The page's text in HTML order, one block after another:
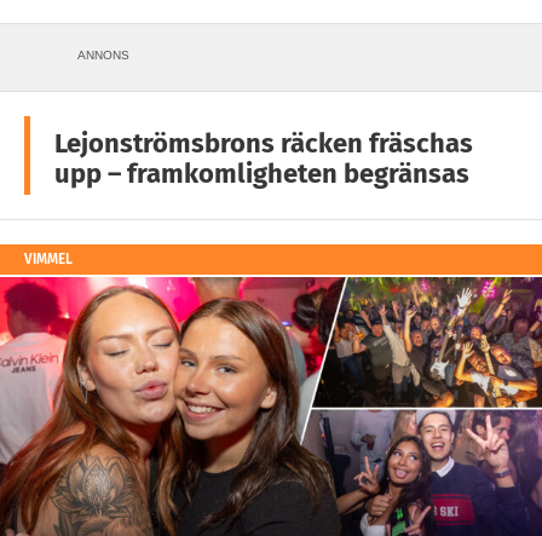
ANNONS
Lejonströmsbrons räcken fräschas
upp – framkomligheten begränsas
VIMMEL